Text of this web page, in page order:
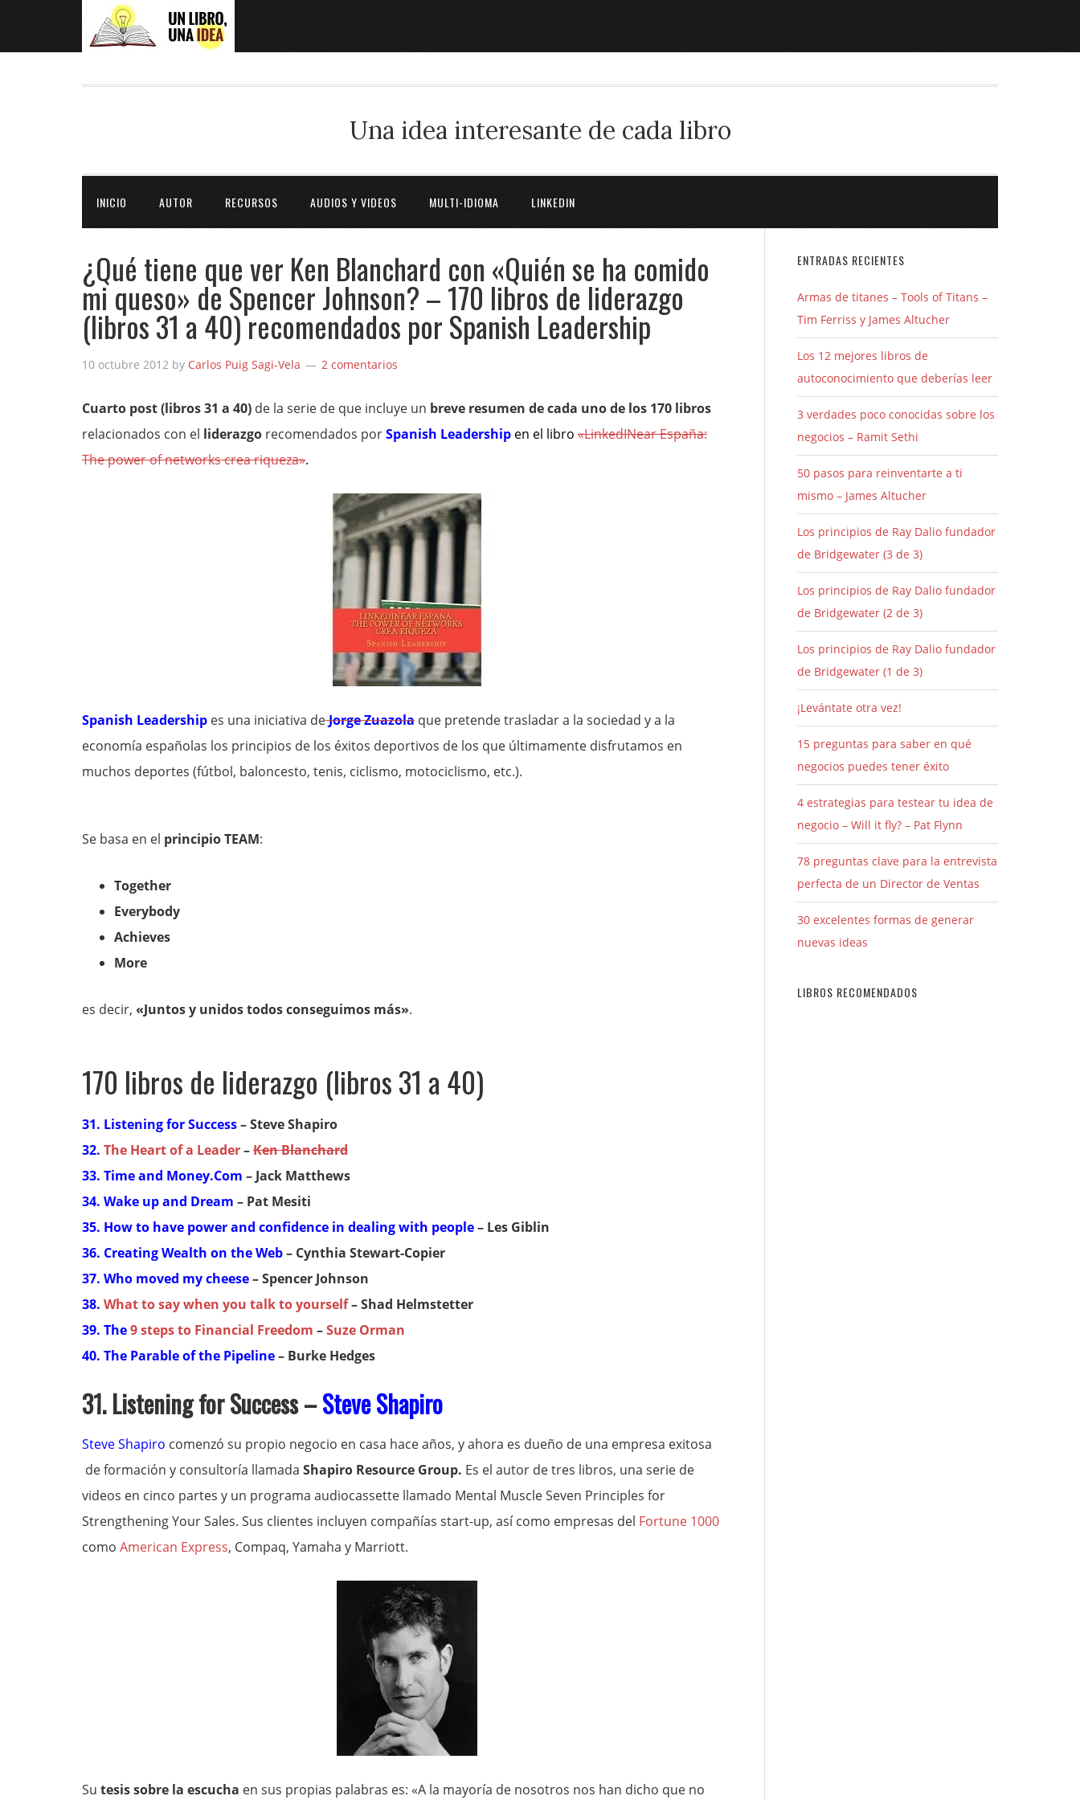
Una idea interesante de cada libro
INICIO AUTOR RECURSOS AUDIOS Y VIDEOS MULTI-IDIOMA LINKEDIN
¿Qué tiene que ver Ken Blanchard con «Quién se ha comido
mi queso» de Spencer Johnson? – 170 libros de liderazgo
(libros 31 a 40) recomendados por Spanish Leadership
10 octubre 2012 by Carlos Puig Sagi-Vela 2 comentarios
Cuarto post (libros 31 a 40) de la serie de que incluye un breve resumen de cada uno de los 170 libros
relacionados con el liderazgo recomendados porSpanish Leadership en el libro «LinkedINear España:
The power of networks crea riqueza».
Spanish Leadership es una iniciativa deJorge Zuazola que pretende trasladar a la sociedad y a la
economía españolas los principios de los éxitos deportivos de los que últimamente disfrutamos en
muchos deportes (fútbol, baloncesto, tenis, ciclismo, motociclismo, etc.).
Se basa en el principio TEAM:
Together
Everybody
Achieves
More
es decir, «Juntos y unidos todos conseguimos más».
170 libros de liderazgo (libros 31 a 40)
31. Listening for Success– Steve Shapiro
32. The Heart of a Leader–Ken Blanchard
33. Time and Money.Com – Jack Matthews
34. Wake up and Dream – Pat Mesiti
35. How to have power and confidence in dealing with people– Les Giblin
36. Creating Wealth on the Web– Cynthia Stewart-Copier
37. Who moved my cheese– Spencer Johnson
38. What to say when you talk to yourself– Shad Helmstetter
39. The9 steps to Financial Freedom –Suze Orman
40. The Parable of the Pipeline– Burke Hedges
31. Listening for Success –Steve Shapiro
Steve Shapiro comenzó su propio negocio en casa hace años, y ahora es dueño de una empresa exitosa
de formación y consultoría llamada Shapiro Resource Group. Es el autor de tres libros, una serie de
videos en cinco partes y un programa audiocassette llamado Mental Muscle Seven Principles for
Strengthening Your Sales. Sus clientes incluyen compañías start-up, así como empresas del Fortune 1000
como American Express, Compaq, Yamaha y Marriott.
Su tesis sobre la escucha en sus propias palabras es: «A la mayoría de nosotros nos han dicho que no
ENTRADAS RECIENTES
Armas de titanes – Tools of Titans –
Tim Ferriss y James Altucher
Los 12 mejores libros de
autoconocimiento que deberías leer
3 verdades poco conocidas sobre los
negocios – Ramit Sethi
50 pasos para reinventarte a ti
mismo – James Altucher
Los principios de Ray Dalio fundador
de Bridgewater (3 de 3)
Los principios de Ray Dalio fundador
de Bridgewater (2 de 3)
Los principios de Ray Dalio fundador
de Bridgewater (1 de 3)
¡Levántate otra vez!
15 preguntas para saber en qué
negocios puedes tener éxito
4 estrategias para testear tu idea de
negocio – Will it fly? – Pat Flynn
78 preguntas clave para la entrevista
perfecta de un Director de Ventas
30 excelentes formas de generar
nuevas ideas
LIBROS RECOMENDADOS